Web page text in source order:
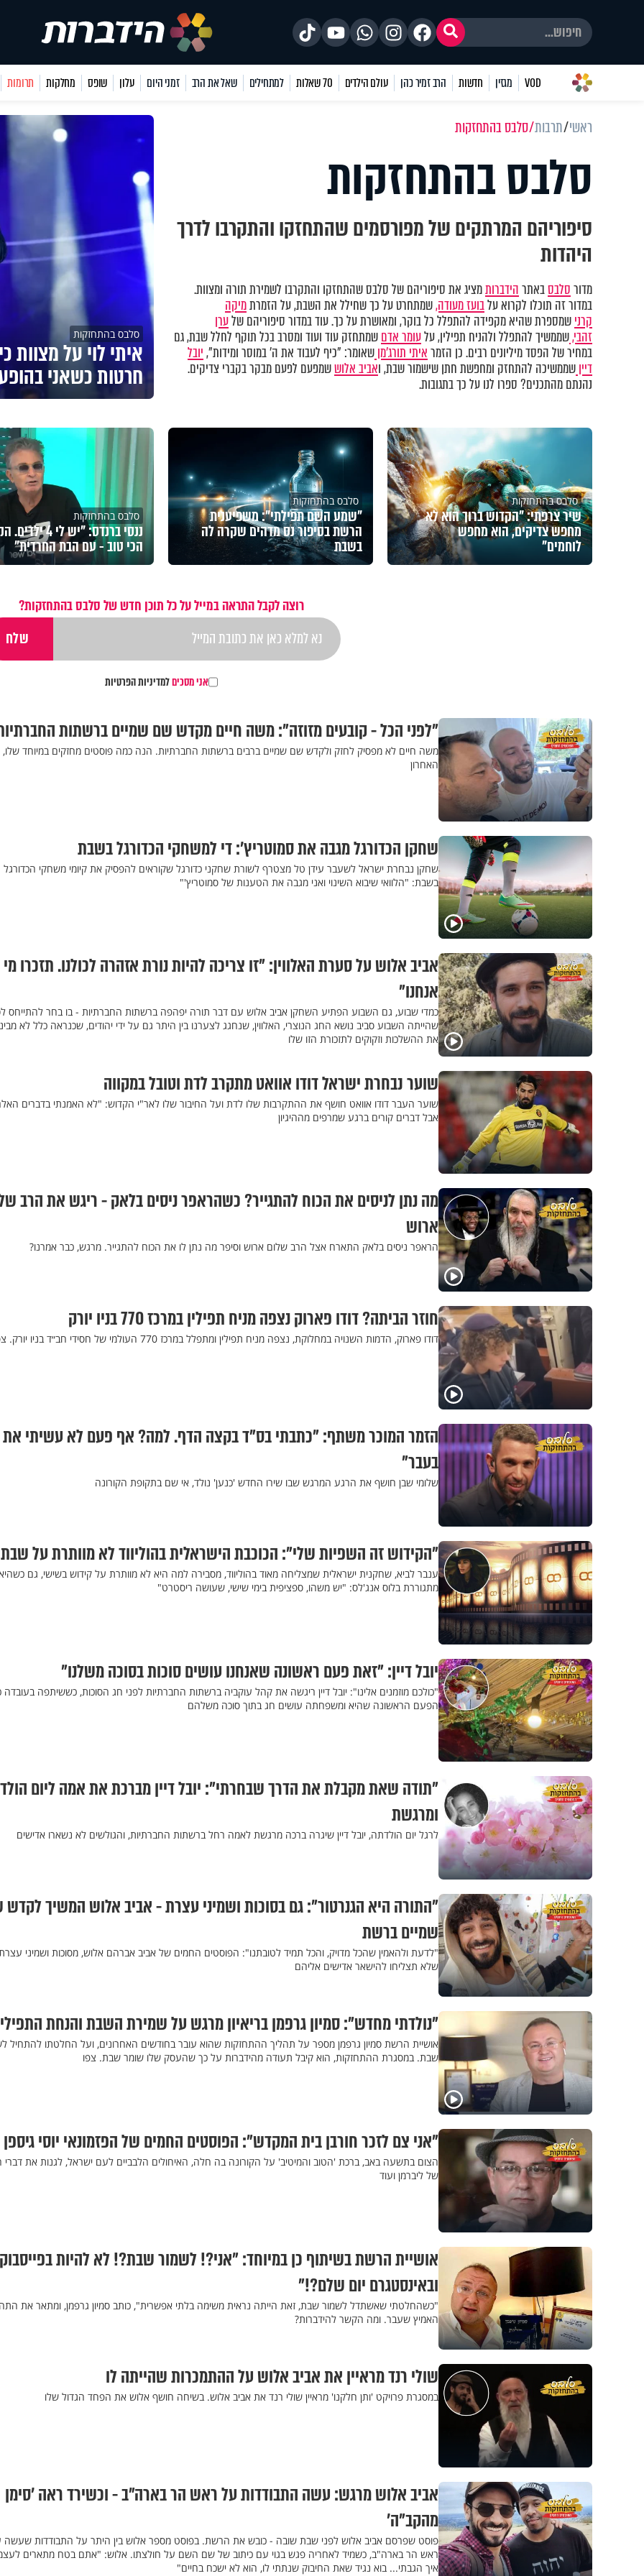
VOD מגזין חדשות הרב זמיר כהן עולם הילדים 70 שאלות למתחילים שאל את הרב זמני היום עלון שופס מחלקות תרומות
ראשי תרבות סלבס בהתחזקות
סלבס בהתחזקות
סיפוריהם המרתקים של מפורסמים שהתחזקו והתקרבו לדרך
היהדות
מדורסלבסבאתרהידברותמציג את סיפוריהם של סלבס שהתחזקו והתקרבו לשמירת תורה ומצוות.
במדור זה תוכלו לקרוא עלבועז מעודה,שמתחרט על כך שחילל את השבת, על הזמרתמיקה
קרנישמספרת שהיא מקפידה להתפלל כל בוקר, ומאושרת על כך. עוד במדור סיפוריהם שלערן
זהבי,שממשיך להתפלל ולהניח תפילין, עלעומר אדםשמתחזק עוד ועוד ומסרב בכל תוקף לחלל שבת, גם
במחיר של הפסד מיליונים רבים. כן הזמראיתי תורג'מןשאומר: "כיף לעבוד את ה' במוסר ומידות",יובל
דייןשממשיכה להתחזק ומחפשת חתן שישמור שבת, ואביב אלוששמפעם לפעם מבקר בקברי צדיקים.
נהנתם מהתכנים? ספרו לנו על כך בתגובות.
סלבס בהתחזקות
איתי לוי על מצוות
חרטות כשאני
סלבס בהתחזקות
שיר צרפתי: "הקדוש ברוך הוא לא
מחפש צדיקים, הוא מחפש
לוחמים"
סלבס בהתחזקות
"שמע השם תפילתי": משפיענית
הרשת בסיפור נס מדהים שקרה לה
בשבת
סלבס בהתחזקות
ננסי ברנדס: "יש לי 4
הכי טוב - עם הבת החרדית"
רוצה לקבל התראה במייל על כל תוכן חדש של סלבס בהתחזקות?
אני מסכיםלמדיניות הפרטיות
"לפני הכל - קובעים מזוזה": משה חיים מקדש שם שמיים ברשתות
משה חיים לא מפסיק לחזק ולקדש שם שמיים ברבים ברשתות החברתיות. הנה כמה פוסטים מחזקים במיוחד שלו,
האחרון
שחקן הכדורגל מגבה את סמוטריץ’: די למשחקי הכדורגל בשבת
שחקן נבחרת ישראל לשעבר עידן טל מצטרף לשורת שחקני כדורגל שקוראים להפסיק את קיומי משחקי הכדורגל
בשבת: "הלוואי שיבוא השינוי ואני מגבה את הטענות של סמוטריץ'"
אביב אלוש על סערת האלווין: "זו צריכה להיות נורת אזהרה לכולנו. תזכרו מי
אנחנו"
כמדי שבוע, גם השבוע הפתיע השחקן אביב אלוש עם דבר תורה יפהפה ברשתות החברתיות - בו בחר להתייחס
שהייתה השבוע סביב נושא החג הנוצרי, האלווין, שנחגג לצערנו בין היתר גם על ידי יהודים, שכנראה כלל לא
את ההשלכות וזקוקים לתזכורת הזו שלו
שוער נבחרת ישראל דודו אוואט מתקרב לדת וטובל במקווה
שוער העבר דודו אוואט חושף את ההתקרבות שלו לדת ועל החיבור שלו לאר"י הקדוש: "לא האמנתי בדברים
אבל דברים קורים ברגע שמרפים מההיגיון
מה נתן לניסים את הכוח להתגייר? כשהראפר ניסים בלאק - ריגש את הרב
ארוש
הראפר ניסים בלאק התארח אצל הרב שלום ארוש וסיפר מה נתן לו את הכוח להתגייר. מרגש, כבר אמרנו?
חוזר הביתה? דודו פארוק נצפה מניח תפילין במרכז 770 בניו יורק
דודו פארוק, הדמות השנויה במחלוקת, נצפה מניח תפילין ומתפלל במרכז 770 העולמי של חסידי חב״ד בניו יורק. צפו
הזמר המוכר משתף: "כתבתי בס"ד בקצה הדף. למה? אף פעם לא עשיתי את
בעבר"
שלומי שבן חושף את הרגע המרגש שבו שירו החדש 'כנען' נולד, אי שם בתקופת הקורונה
"הקידוש זה השפיות שלי": הכוכבת הישראלית בהוליווד לא מוותרת על שבת
ענבר לביא, שחקנית ישראלית שמצליחה מאוד בהוליווד, מסבירה למה היא לא מוותרת על קידוש בשישי, גם
מתגוררת בלוס אנג'לס: "יש משהו, ספציפית בימי שישי, שעושה ריסטרט"
יובל דיין: "זאת פעם ראשונה שאנחנו עושים סוכות בסוכה משלנו"
"כולכם מוזמנים אלינו": יובל דיין ריגשה את קהל עוקביה ברשתות החברתיות לפני חג הסוכות, כששיתפה בעובדה
הפעם הראשונה שהיא ומשפחתה עושים חג בתוך סוכה משלהם
"תודה שאת מקבלת את הדרך שבחרתי": יובל דיין מברכת את אמה ליום
ומרגשת
לרגל יום הולדתה, יובל דיין שיגרה ברכה מרגשת לאמה רחל ברשתות החברתיות, והגולשים לא נשארו אדישים
"התורה היא הגנרטור": גם בסוכות ושמיני עצרת - אביב אלוש המשיך
שמיים ברשת
"לדעת ולהאמין שהכל מדויק, והכל תמיד לטובתנו": הפוסטים החמים של אביב אברהם אלוש, מסוכות ושמיני
שלא תצליחו להישאר אדישים אליהם
"נולדתי מחדש": סמיון גרפמן בריאיון מרגש על שמירת השבת והנחת
אושיית הרשת סמיון גרפמן מספר על תהליך ההתחזקות שהוא עובר בחודשים האחרונים, ועל החלטתו להתחיל
שבת. במסגרת ההתחזקות, הוא קיבל תעודה מהידברות על כך שהעסק שלו שומר שבת. צפו
"אני צם לזכר חורבן בית המקדש": הפוסטים החמים של הפזמונאי יוסי גיספן
הצום בתשעה באב, ברכת 'הטוב והמיטיב' על הקורונה בה חלה, האיחולים הלבביים לעם ישראל, לגנות את
של ליברמן ועוד
אושיית הרשת בשיתוף כן במיוחד: "אני?! לשמור שבת?! לא להיות בפייסבוק
ובאינסטגרם יום שלם?!"
"כשהחלטתי שאשתדל לשמור שבת, זאת הייתה נראית משימה בלתי אפשרית", כותב סמיון גרפמן, ומתאר את
האמיץ שעבר. ומה הקשר להידברות?
שולי רנד מראיין את אביב אלוש על ההתמכרות שהייתה לו
במסגרת פרויקט 'ותן חלקנו' מראיין שולי רנד את אביב אלוש. בשיחה חושף אלוש את הפחד הגדול שלו
אביב אלוש מרגש: עשה התבודדות על ראש הר בארה"ב - וכשירד ראה 'סימן
מהקב"ה'
פוסט שפרסם אביב אלוש לפני שבת שובה - כובש את הרשת. בפוסט מספר אלוש בין היתר על התבודדות שעשה
ראש הר בארה"ב, כשמיד לאחריה פגש בגוי עם כיתוב של שם השם על חולצתו. אלוש: "אתם בטח מתארים
איך הגבתי... בוא נגיד שאת החיבוק שנתתי לו, הוא לא ישכח בחיים"